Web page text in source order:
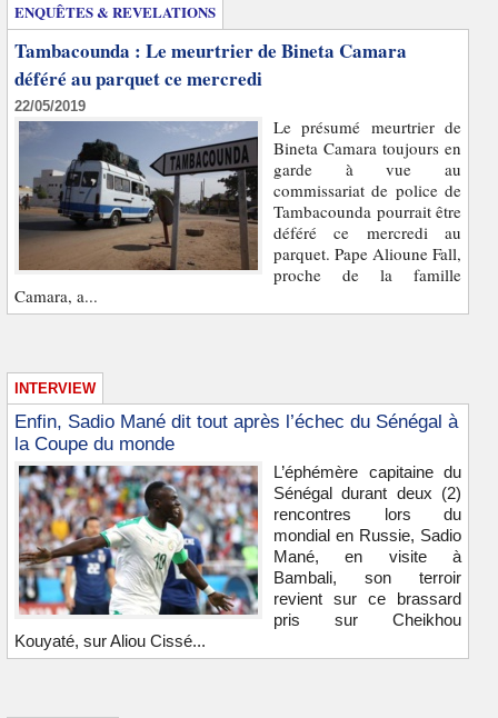
ENQUÊTES & REVELATIONS
Tambacounda : Le meurtrier de Bineta Camara
déféré au parquet ce mercredi
22/05/2019
Le présumé meurtrier de
Bineta Camara toujours en
garde à vue au
commissariat de police de
Tambacounda pourrait être
déféré ce mercredi au
parquet. Pape Alioune Fall,
proche de la famille
Camara, a...
INTERVIEW
Enfin, Sadio Mané dit tout après l’échec du Sénégal à
la Coupe du monde
L’éphémère capitaine du
Sénégal durant deux (2)
rencontres lors du
mondial en Russie, Sadio
Mané, en visite à
Bambali, son terroir
revient sur ce brassard
pris sur Cheikhou
Kouyaté, sur Aliou Cissé...